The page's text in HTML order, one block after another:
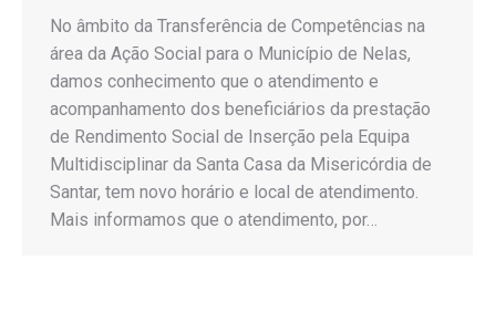
No âmbito da Transferência de Competências na
área da Ação Social para o Município de Nelas,
damos conhecimento que o atendimento e
acompanhamento dos beneficiários da prestação
de Rendimento Social de Inserção pela Equipa
Multidisciplinar da Santa Casa da Misericórdia de
Santar, tem novo horário e local de atendimento.
Mais informamos que o atendimento, por…